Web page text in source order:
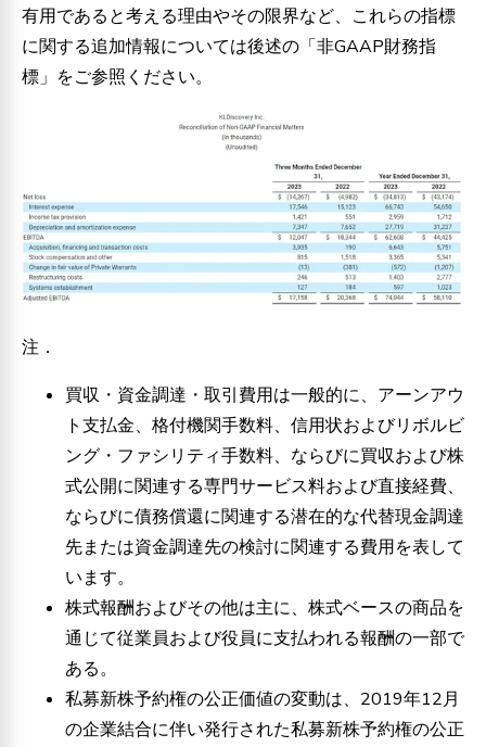
有用であると考える理由やその限界など、これらの指標
に関する追加情報については後述の「非GAAP財務指
標」をご参照ください。
注．
買収・資金調達・取引費用は一般的に、アーンアウ
ト支払金、格付機関手数料、信用状およびリボルビ
ング・ファシリティ手数料、ならびに買収および株
式公開に関連する専門サービス料および直接経費、
ならびに債務償還に関連する潜在的な代替現金調達
先または資金調達先の検討に関連する費用を表して
います。
株式報酬およびその他は主に、株式ベースの商品を
通じて従業員および役員に支払われる報酬の一部で
ある。
私募新株予約権の公正価値の変動は、2019年12月
の企業結合に伴い発行された私募新株予約権の公正